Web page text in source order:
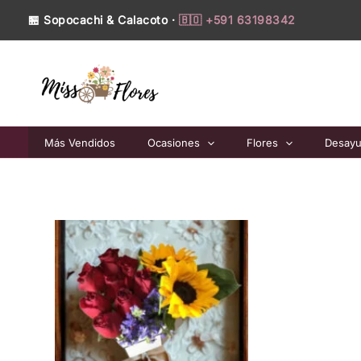
🏪 Sopocachi & Calacoto · 🇧🇴 +591 63198342
Más Vendidos Ocasiones Flores